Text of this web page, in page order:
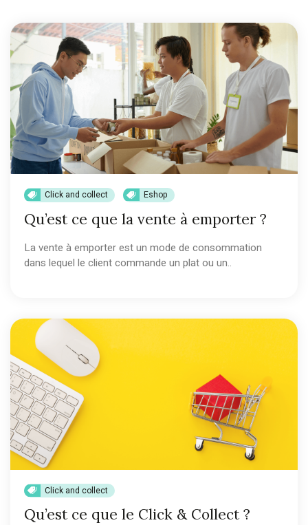
Click and collect Eshop
Qu’est ce que la vente à emporter ?
La vente à emporter est un mode de consommation
dans lequel le client commande un plat ou un..
Click and collect
Qu’est ce que le Click & Collect ?